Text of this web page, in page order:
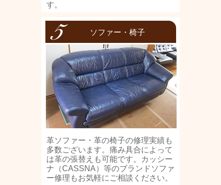
す。
ソファー・椅子
革ソファー・革の椅子の修理実績も
多数ございます。痛み具合によって
は革の張替えも可能です。カッシー
ナ（CASSNA）等のブランドソファ
ー修理もお気軽にご相談ください。